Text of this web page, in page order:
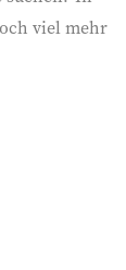
viel mehr